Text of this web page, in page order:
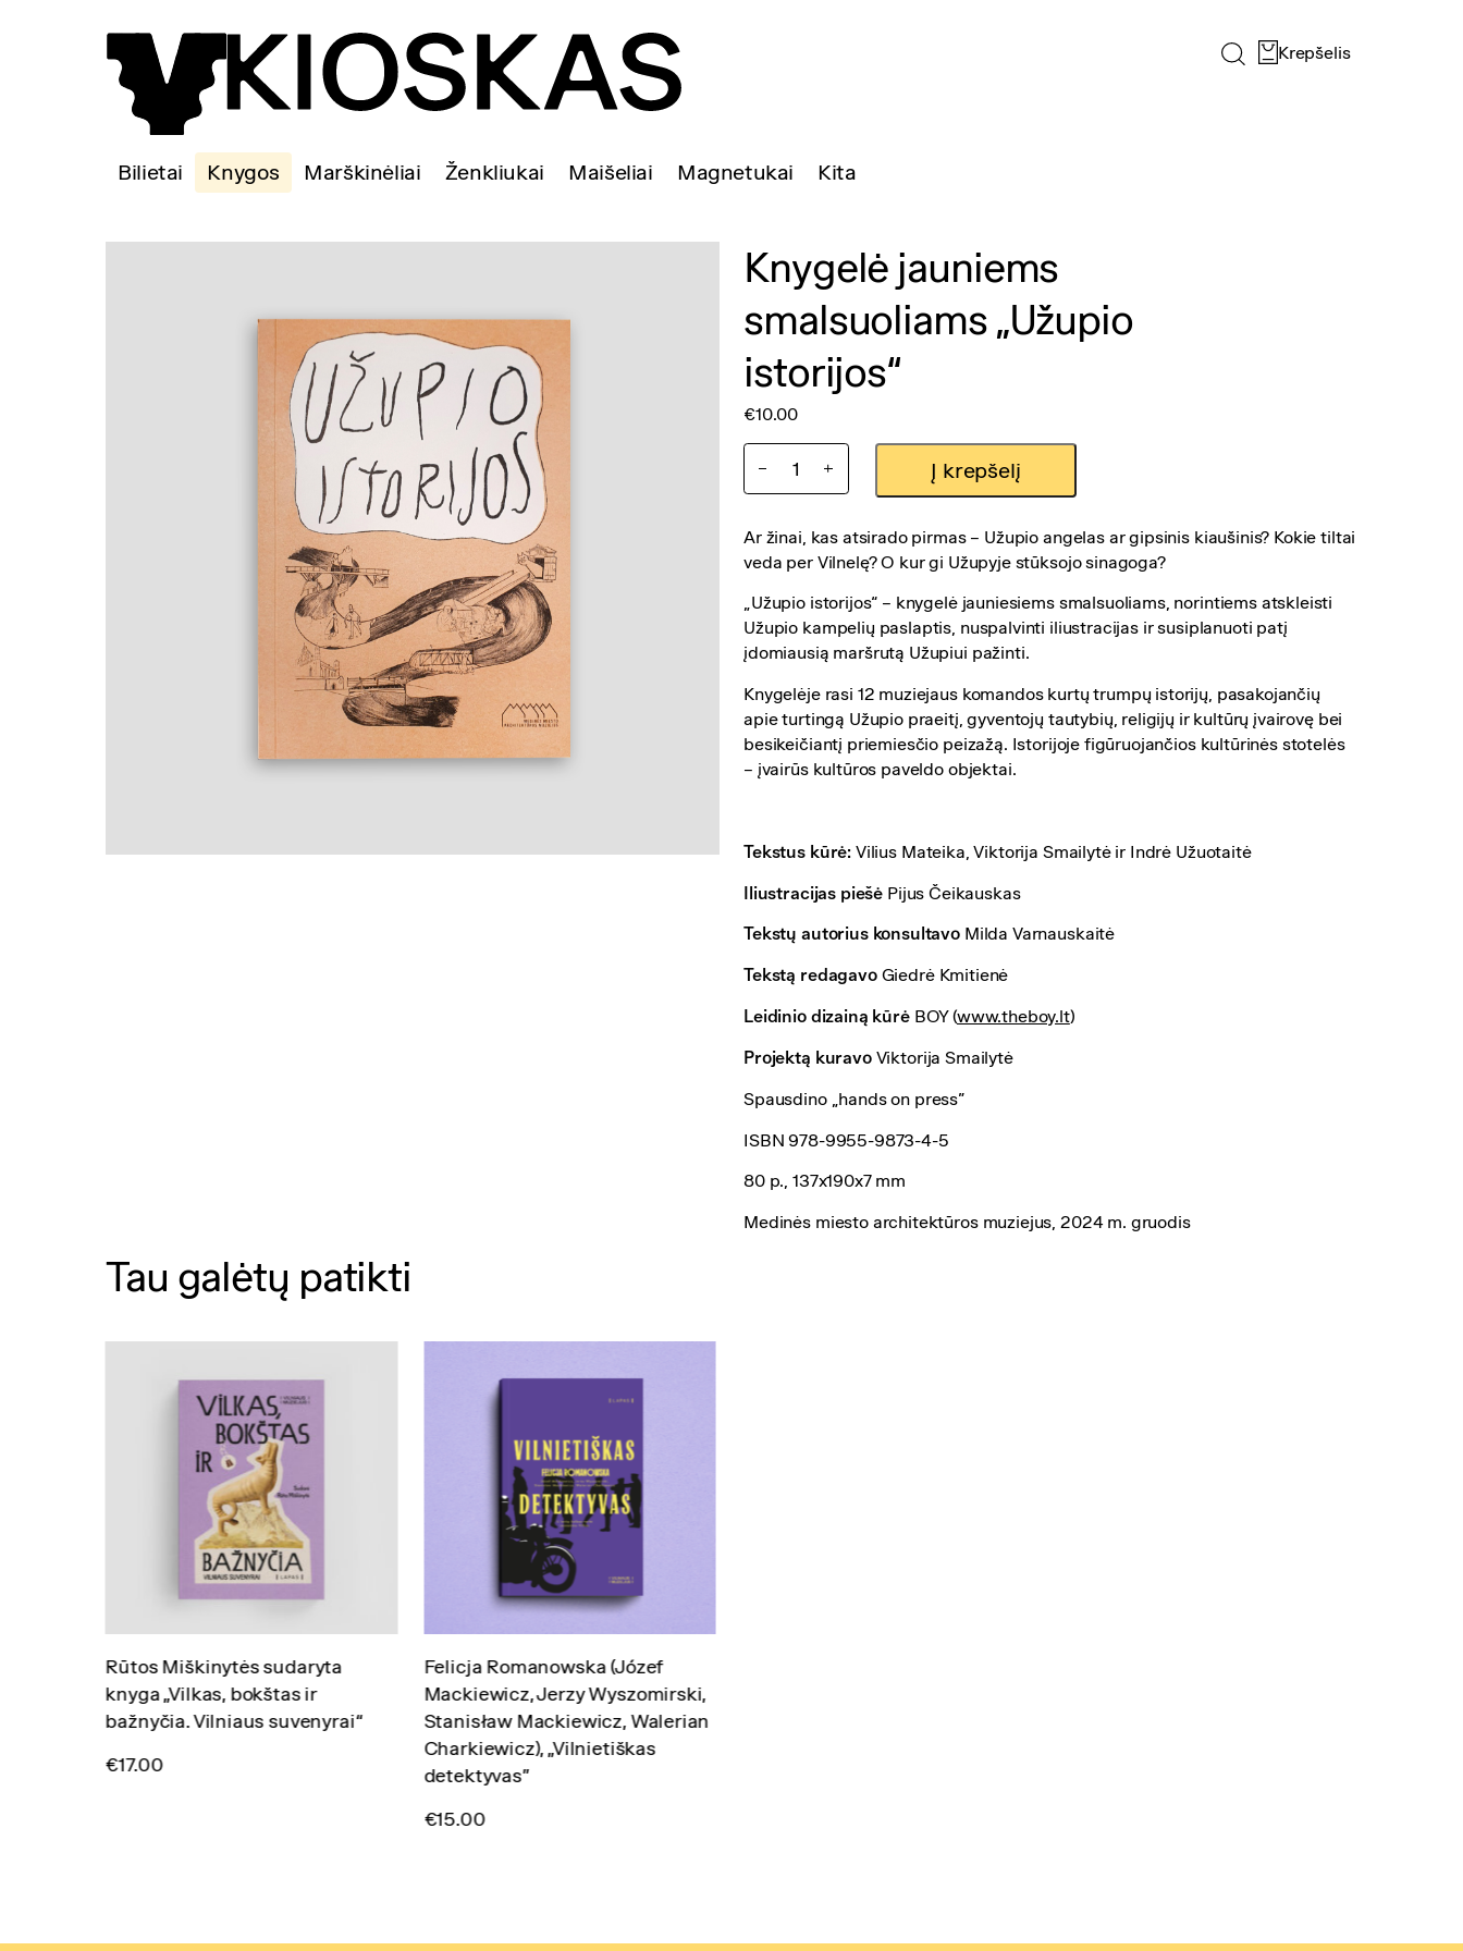
Krepšelis
Bilietai Knygos Marškinėliai Ženkliukai Maišeliai Magnetukai Kita
Knygelė jauniems
smalsuoliams „Užupio
istorijos“
€10.00
produkto
jauniems
smalsuoliams
istorijos“
Į krepšelį
Ar žinai, kas atsirado pirmas – Užupio angelas ar gipsinis kiaušinis? Kokie tiltai
veda per Vilnelę? O kur gi Užupyje stūksojo sinagoga?
„Užupio istorijos“ – knygelė jauniesiems smalsuoliams, norintiems atskleisti
Užupio kampelių paslaptis, nuspalvinti iliustracijas ir susiplanuoti patį
įdomiausią maršrutą Užupiui pažinti.
Knygelėje rasi 12 muziejaus komandos kurtų trumpų istorijų, pasakojančių
apie turtingą Užupio praeitį, gyventojų tautybių, religijų ir kultūrų įvairovę bei
besikeičiantį priemiesčio peizažą. Istorijoje figūruojančios kultūrinės stotelės
– įvairūs kultūros paveldo objektai.
Tekstus kūrė: Vilius Mateika, Viktorija Smailytė ir Indrė Užuotaitė
Iliustracijas piešė Pijus Čeikauskas
Tekstų autorius konsultavo Milda Varnauskaitė
Tekstą redagavoGiedrė Kmitienė
Leidinio dizainą kūrėBOY (www.theboy.lt)
Projektą kuravoViktorija Smailytė
Spausdino „hands on press”
ISBN 978-9955-9873-4-5
80 p., 137x190x7 mm
Medinės miesto architektūros muziejus, 2024 m. gruodis
Tau galėtų patikti
Rūtos Miškinytės sudaryta
knyga „Vilkas, bokštas ir
bažnyčia. Vilniaus suvenyrai“
€17.00
Felicja Romanowska (Józef
Mackiewicz, Jerzy Wyszomirski,
Stanisław Mackiewicz, Walerian
Charkiewicz), „Vilnietiškas
detektyvas”
€15.00